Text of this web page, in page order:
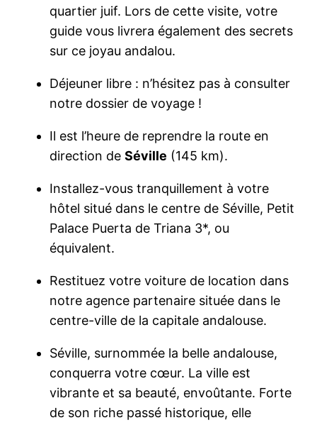
quartier juif. Lors de cette visite, votre
guide vous livrera également des secrets
sur ce joyau andalou.
Déjeuner libre : n’hésitez pas à consulter
notre dossier de voyage !
Il est l’heure de reprendre la route en
direction deSéville (145 km).
Installez-vous tranquillement à votre
hôtel situé dans le centre de Séville, Petit
Palace Puerta de Triana 3*, ou
équivalent.
Restituez votre voiture de location dans
notre agence partenaire située dans le
centre-ville de la capitale andalouse.
Séville, surnommée la belle andalouse,
conquerra votre cœur. La ville est
vibrante et sa beauté, envoûtante. Forte
de son riche passé historique, elle